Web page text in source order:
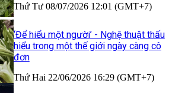
Thứ Tư 08/07/2026 12:01 (GMT+7)
‘Để hiểu một người’ - Nghệ thuật thấu
hiểu trong một thế giới ngày càng cô
đơn
Thứ Hai 22/06/2026 16:29 (GMT+7)